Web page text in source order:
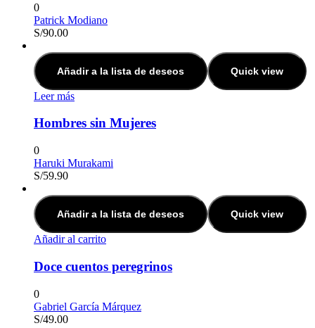
0
Patrick Modiano
S/90.00
Añadir a la lista de deseos Quick view
Leer más
Hombres sin Mujeres
0
Haruki Murakami
S/59.90
Añadir a la lista de deseos Quick view
Añadir al carrito
Doce cuentos peregrinos
0
Gabriel García Márquez
S/49.00